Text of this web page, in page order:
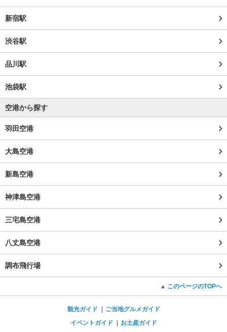
新宿駅
渋谷駅
品川駅
池袋駅
空港から探す
羽田空港
大島空港
新島空港
神津島空港
三宅島空港
八丈島空港
調布飛行場
このページのTOPへ
観光ガイド
ご当地グルメガイド
イベントガイド
お土産ガイド